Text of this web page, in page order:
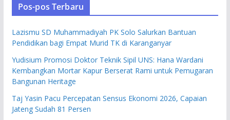
Pos-pos Terbaru
Lazismu SD Muhammadiyah PK Solo Salurkan Bantuan
Pendidikan bagi Empat Murid TK di Karanganyar
Yudisium Promosi Doktor Teknik Sipil UNS: Hana Wardani
Kembangkan Mortar Kapur Berserat Rami untuk Pemugaran
Bangunan Heritage
Taj Yasin Pacu Percepatan Sensus Ekonomi 2026, Capaian
Jateng Sudah 81 Persen